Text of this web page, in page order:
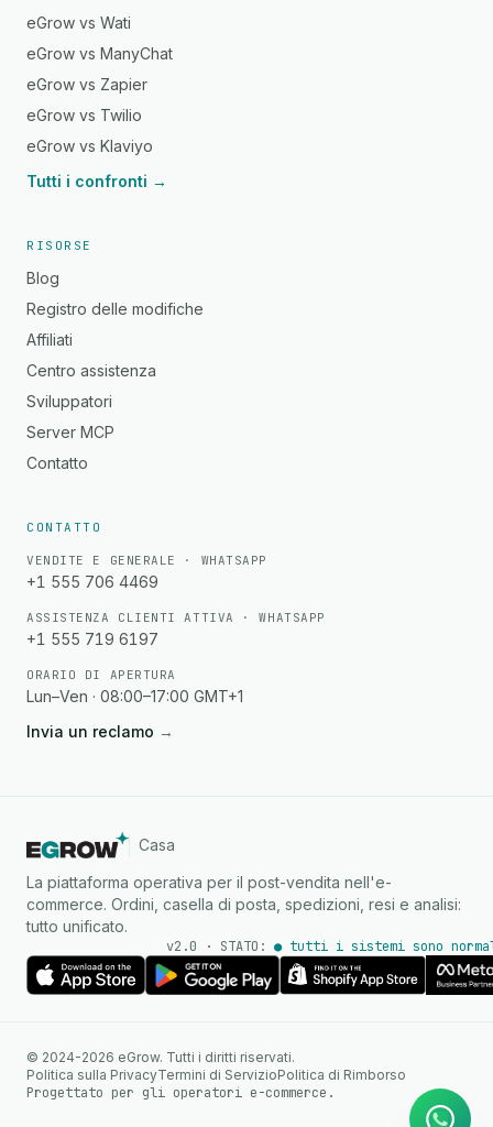
eGrow vs Wati
eGrow vs ManyChat
eGrow vs Zapier
eGrow vs Twilio
eGrow vs Klaviyo
Tutti i confronti →
RISORSE
Blog
Registro delle modifiche
Affiliati
Centro assistenza
Sviluppatori
Server MCP
Contatto
CONTATTO
VENDITE E GENERALE · WHATSAPP
+1 555 706 4469
ASSISTENZA CLIENTI ATTIVA · WHATSAPP
+1 555 719 6197
ORARIO DI APERTURA
Lun–Ven · 08:00–17:00 GMT+1
Invia un reclamo →
Casa
La piattaforma operativa per il post-vendita nell'e-
commerce. Ordini, casella di posta, spedizioni, resi e analisi:
tutto unificato.
v2.0 · STATO: ● tutti i sistemi sono
© 2024-2026 eGrow. Tutti i diritti riservati.
Politica sulla PrivacyTermini di ServizioPolitica di Rimborso
Progettato per gli operatori e-commerce.
WhatsApp